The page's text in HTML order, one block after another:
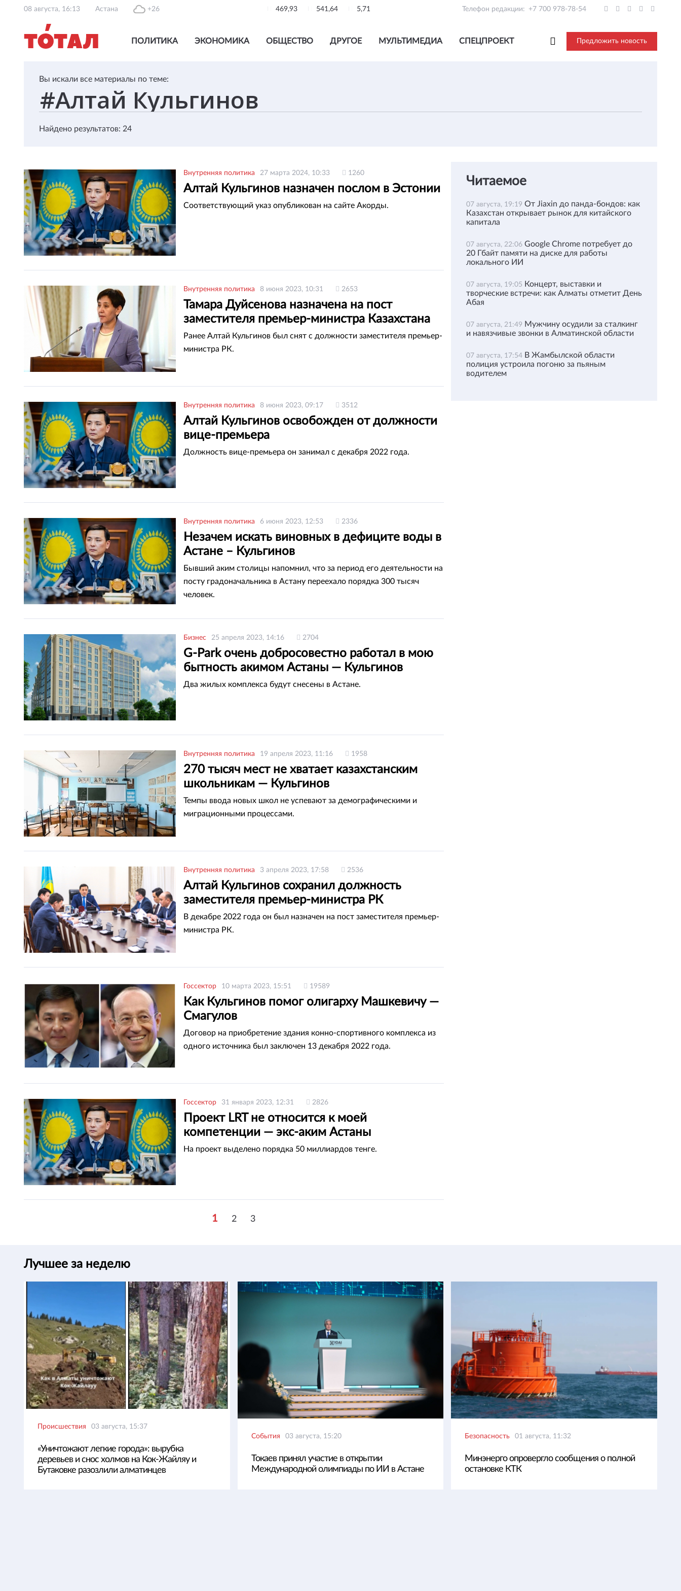
08 августа, 16:13 Астана +26 469,93 541,64 5,71 Телефон редакции: +7 700 978-78-54
ПОЛИТИКА ЭКОНОМИКА ОБЩЕСТВО ДРУГОЕ МУЛЬТИМЕДИА СПЕЦПРОЕКТ Предложить новость
Вы искали все материалы по теме:
Найдено результатов: 24
Внутренняя политика 27 марта 2024, 10:33 1260
Алтай Кульгинов назначен послом в Эстонии
Соответствующий указ опубликован на сайте Акорды.
Внутренняя политика 8 июня 2023, 10:31 2653
Тамара Дуйсенова назначена на пост
заместителя премьер-министра Казахстана
Ранее Алтай Кульгинов был снят с должности заместителя премьер-
министра РК.
Внутренняя политика 8 июня 2023, 09:17 3512
Алтай Кульгинов освобожден от должности
вице-премьера
Должность вице-премьера он занимал с декабря 2022 года.
Внутренняя политика 6 июня 2023, 12:53 2336
Незачем искать виновных в дефиците воды в
Астане – Кульгинов
Бывший аким столицы напомнил, что за период его деятельности на
посту градоначальника в Астану переехало порядка 300 тысяч
человек.
Бизнес 25 апреля 2023, 14:16 2704
G-Park очень добросовестно работал в мою
бытность акимом Астаны — Кульгинов
Два жилых комплекса будут снесены в Астане.
Внутренняя политика 19 апреля 2023, 11:16 1958
270 тысяч мест не хватает казахстанским
школьникам — Кульгинов
Темпы ввода новых школ не успевают за демографическими и
миграционными процессами.
Внутренняя политика 3 апреля 2023, 17:58 2536
Алтай Кульгинов сохранил должность
заместителя премьер-министра РК
В декабре 2022 года он был назначен на пост заместителя премьер-
министра РК.
Госсектор 10 марта 2023, 15:51 19589
Как Кульгинов помог олигарху Машкевичу —
Смагулов
Договор на приобретение здания конно-спортивного комплекса из
одного источника был заключен 13 декабря 2022 года.
Госсектор 31 января 2023, 12:31 2826
Проект LRT не относится к моей
компетенции — экс-аким Астаны
На проект выделено порядка 50 миллиардов тенге.
1 2 3
Читаемое
07 августа, 19:19 От Jiaxin до панда-бондов: как
Казахстан открывает рынок для китайского
капитала
07 августа, 22:06 Google Chrome потребует до
20 Гбайт памяти на диске для работы
локального ИИ
07 августа, 19:05 Концерт, выставки и
творческие встречи: как Алматы отметит День
Абая
07 августа, 21:49 Мужчину осудили за сталкинг
и навязчивые звонки в Алматинской области
07 августа, 17:54 В Жамбылской области
полиция устроила погоню за пьяным
водителем
Лучшее за неделю
Происшествия 03 августа, 15:37
«Уничтожают легкие города»: вырубка
деревьев и снос холмов на Кок-Жайляу и
Бутаковке разозлили алматинцев
События 03 августа, 15:20
Токаев принял участие в открытии
Международной олимпиады по ИИ в Астане
Безопасность 01 августа, 11:32
Минэнерго опровергло сообщения о полной
остановке КТК